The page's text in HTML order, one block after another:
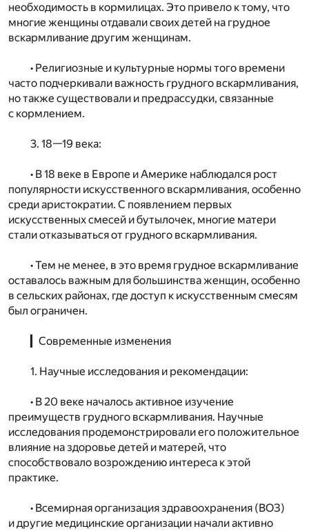
необходимость в кормилицах. Это привело к тому, что
многие женщины отдавали своих детей на грудное
вскармливание другим женщинам.
• Религиозные и культурные нормы того времени
часто подчеркивали важность грудного вскармливания,
но также существовали и предрассудки, связанные
с кормлением.
3. 18—19 века:
• В 18 веке в Европе и Америке наблюдался рост
популярности искусственного вскармливания, особенно
среди аристократии. С появлением первых
искусственных смесей и бутылочек, многие матери
стали отказываться от грудного вскармливания.
• Тем не менее, в это время грудное вскармливание
оставалось важным для большинства женщин, особенно
в сельских районах, где доступ к искусственным смесям
был ограничен.
▎Современные изменения
1. Научные исследования и рекомендации:
• В 20 веке началось активное изучение
преимуществ грудного вскармливания. Научные
исследования продемонстрировали его положительное
влияние на здоровье детей и матерей, что
способствовало возрождению интереса к этой
практике.
• Всемирная организация здравоохранения (ВОЗ)
и другие медицинские организации начали активно